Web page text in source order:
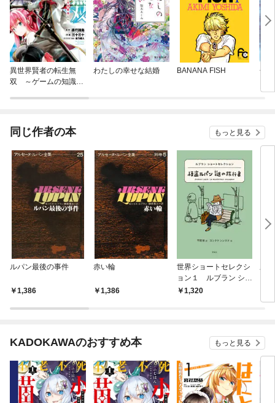
異世界賢者の転生無
双 ～ゲームの知識で
わたしの幸せな結婚 BANANA FISH 金
同じ作者の本 もっと見る
ルパン最後の事件
1,386
赤い輪
1,386
世界ショートセレクシ
ョン１ ルブラン ショ
ートセレクション 怪
1,320
三
KADOKAWAのおすすめ本 もっと見る